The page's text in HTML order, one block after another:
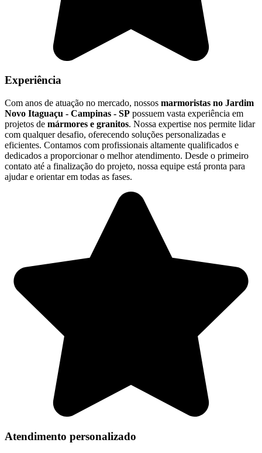
Experiência
Com anos de atuação no mercado, nossos marmoristas no Jardim
Novo Itaguaçu - Campinas - SP possuem vasta experiência em
projetos de mármores e granitos. Nossa expertise nos permite lidar
com qualquer desafio, oferecendo soluções personalizadas e
eficientes. Contamos com profissionais altamente qualificados e
dedicados a proporcionar o melhor atendimento. Desde o primeiro
contato até a finalização do projeto, nossa equipe está pronta para
ajudar e orientar em todas as fases.
Atendimento personalizado